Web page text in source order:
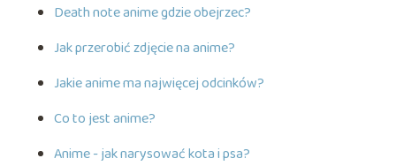
Death note anime gdzie obejrzec?
Jak przerobić zdjęcie na anime?
Jakie anime ma najwięcej odcinków?
Co to jest anime?
Anime - jak narysować kota i psa?